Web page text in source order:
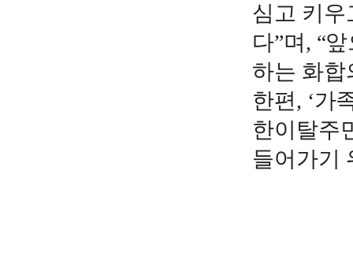
심고 키우
다”며, “
하는 화합
한편, ‘가
한이탈주
들어가기